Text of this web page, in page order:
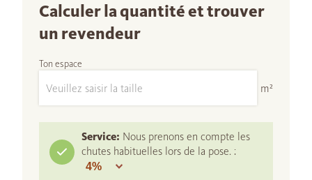
Calculer la quantité et trouver
un revendeur
Ton espace
m²
Service: Nous prenons en compte les
chutes habituelles lors de la pose. :